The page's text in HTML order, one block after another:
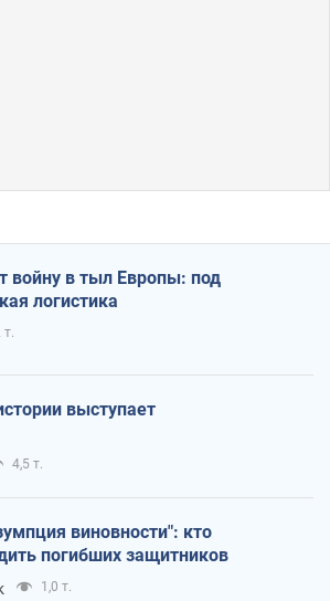
войну в тыл Европы: под
логистика
выступает
4,5 т.
виновности": кто
погибших защитников
1,0 т.